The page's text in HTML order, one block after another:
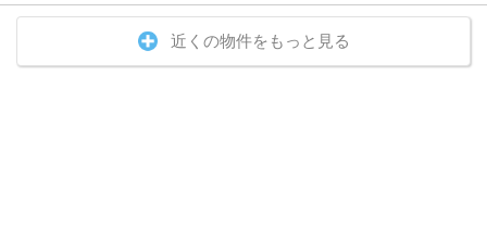
近くの物件をもっと見る